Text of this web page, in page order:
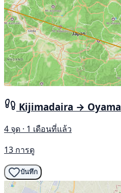
Kijimadaira → Oyama
4 จุด · 1 เดือนที่แล้ว
13 การดู
บันทึก